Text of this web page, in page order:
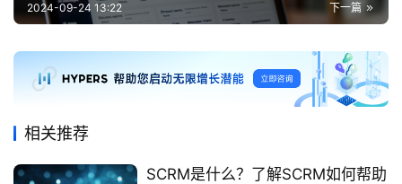
下一篇
2024-09-24 13:22
相关推荐
SCRM是什么？了解SCRM如何帮助